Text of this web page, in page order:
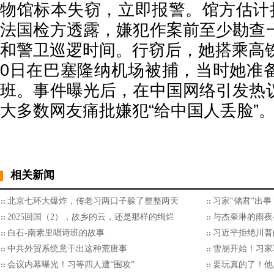
物馆标本失窃，立即报警。馆方估
法国检方透露，嫌犯作案前至少勘查
和警卫巡逻时间。行窃后，她搭乘高
0日在巴塞隆纳机场被捕，当时她准
班。事件曝光后，在中国网络引发热
大多数网友痛批嫌犯“给中国人丢脸”
相关新闻
北京七环大爆炸，传老习两口子躲了整整两天
习家“储君”出
2025回国（2），故乡的云，还是那样的绚烂
与杰奎琳的雨
白石-南素里唱诗班的故事
习近平拒绝川普
中共外贸系统竟干出这种荒唐事
雪崩开始！习
会议内幕曝光！习等四人遭“围攻”
要玩真的了！